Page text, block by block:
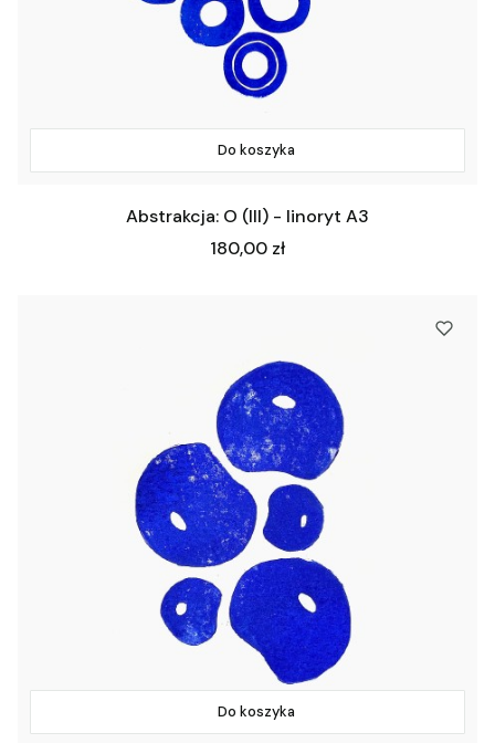
Do koszyka
Abstrakcja: O (III) - linoryt A3
Cena
180,00 zł
Do koszyka